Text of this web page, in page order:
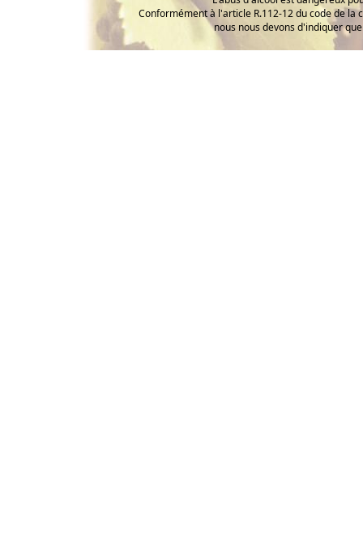
Conformément à l'article R.112-12 du code de la
nous nous devons d'indiquer